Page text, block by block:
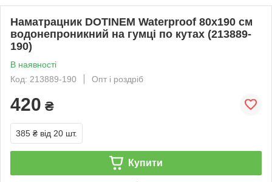
Наматрацник DOTINEM Waterproof 80х190 см
водонепроникний на гумці по кутах (213889-
190)
В наявності
Код: 213889-190
Опт і роздріб
420 ₴
385 ₴ від 20 шт.
Купити